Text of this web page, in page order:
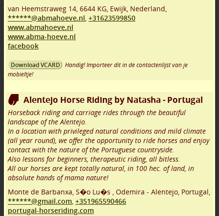
van Heemstraweg 14, 6644 KG, Ewijk, Nederland,
******@abmahoeve.nl, +31623599850
www.abmahoeve.nl
www.abma-hoeve.nl
facebook
Download VCARD
Handig! Importeer dit in de contactenlijst van je
mobieltje!
Alentejo Horse Riding by Natasha - Portugal
Horseback riding and carriage rides through the beautiful
landscape of the Alentejo.
In a location with privileged natural conditions and mild climate
(all year round), we offer the opportunity to ride horses and enjoy
contact with the nature of the Portuguese countryside.
Also lessons for beginners, therapeutic riding, all bitless.
All our horses are kept totally natural, in 100 hec. of land, in
absolute hands of mama nature!
Monte de Barbanxa, S�o Lu�s , Odemira - Alentejo, Portugal,
******@gmail.com, +351965590466
portugal-horseriding.com